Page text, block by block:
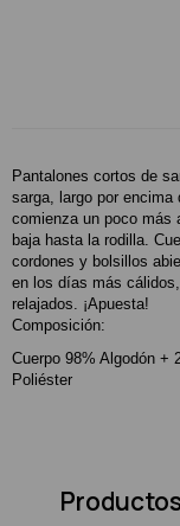
Pantalones cortos de
sarga, largo por
comienza un poco más
baja hasta la rodilla.
cordones y bolsillos
en los días más
relajados. ¡Apuesta!
Composición:
Cuerpo 98% Algodón +
Poliéster